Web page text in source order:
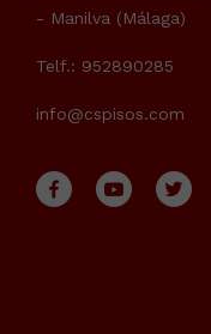
- Manilva (Málaga)
Telf.: 952890285
info@cspisos.com